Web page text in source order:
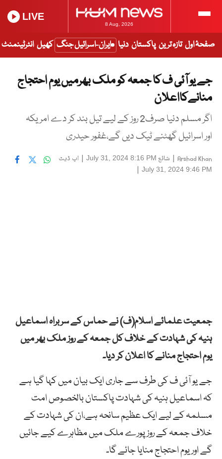
8 Aug, 2026
LIVE
صفحۂ اول تازہ ترین پاکستان دنیا ایران-اسرائیل جنگ کھیل انٹرٹینمنٹ
جے یو آئی ف کا جمعہ کو ملک بھرمیں یوم احتجاج
منانےکااعلان
اگر مسلم دنیا صرف2 روز کے لیے تیل بند کر دے امریکہ
اور اسرائیل گھٹنے ٹیک دیں گے،غفور حیدری
Arshad Khan
| شائع July 31, 2024 8:16 PM
| اپ ڈیٹ
July 31, 2024 9:46 PM
|
جمعیت علمائے اسلام(ف) نے حماس کے سربراہ اسماعیل
ہنیہ کی شہادت کے خلاف کل جمعہ کے روز ملک بھر میں
یوم احتجاج منانے کا اعلان کر دیا۔
جے یو آئی ف کی طرف سے جاری ایک بیان میں کہا گیا ہے
کہ اسماعیل ہنیہ کی شہادت پاکستان بالخصوص امت
مسلمہ کے لیے ایک عظیم سانحہ ہے،ان کی شہادت کے
خلاف جمعہ کے روز پورے ملک میں مظاہرے کیے جائیں
گے اور یوم احتجاج منایا جائے گا۔